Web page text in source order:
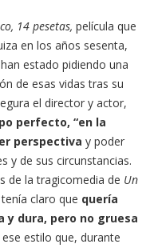
14 pesetas, película que
en los años sesenta,
estado pidiendo una
de esas vidas tras su
el director y actor,
perfecto, “en la
perspectiva y poder
y de sus circunstancias.
de la tragicomedia de Un
tenía claro que quería
y dura, pero no gruesa
estilo que, durante